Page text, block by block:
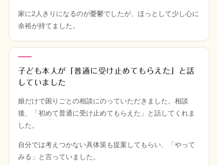
家に2人きりになるのが憂鬱でしたが、ほっとして少し心に
余裕が持てました。
子ども本人が「普通に受け止めてもらえた」と話
していました
娘だけで困りごとの相談にのっていただきました。相談
後、「初めて普通に受け止めてもらえた」と話してくれま
した。
自分では考えつかない具体策も提案してもらい、「やって
みる」と言っていました。